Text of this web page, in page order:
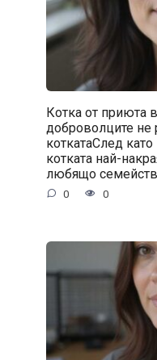
Котка от приюта
доброволците не
коткатаСлед
котката най-
любящо
0 0